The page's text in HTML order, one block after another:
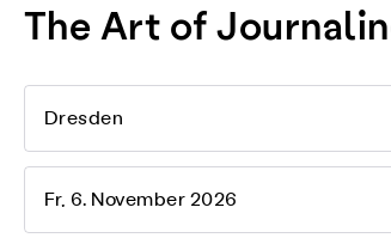
The Art of
Dresden
Fr, 6. November 2026